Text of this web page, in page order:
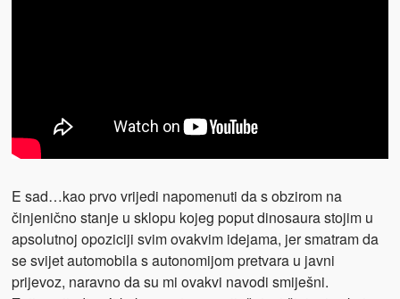
E sad…kao prvo vrijedi napomenuti da s obzirom na
činjenično stanje u sklopu kojeg poput dinosaura stojim u
apsolutnoj opoziciji svim ovakvim idejama, jer smatram da
se svijet automobila s autonomijom pretvara u javni
prijevoz, naravno da su mi ovakvi navodi smiješni.